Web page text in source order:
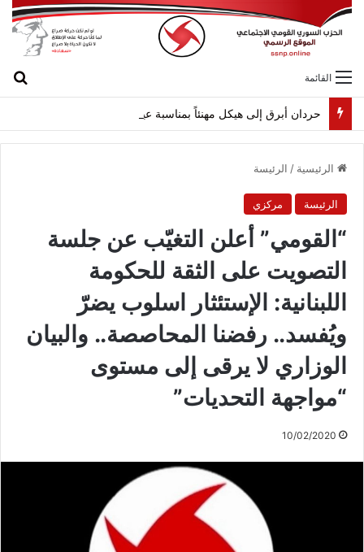
القائمة
حردان أبرق إلى هيكل مهنئاً بمناسبة عيد الجيش
الرئيسية / الرئيسة
الرئيسة مركزي
“القومي” أعلن التغيّب عن جلسة
التصويت على الثقة للحكومة
اللبنانية: الإستئثار اسلوب يضرّ
ويُفسد.. رفضنا المحاصصة.. والبيان
الوزاري لا يرقى إلى مستوى
“مواجهة التحديات”
10/02/2020